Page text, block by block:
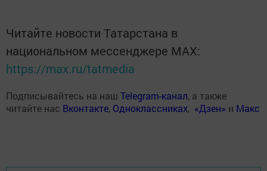
Читайте новости Татарстана в
национальном мессенджере MАХ:
https://max.ru/tatmedia
Подписывайтесь на наш Telegram-канал, а также
читайте нас Вконтакте, Одноклассниках, «Дзен» и Макс